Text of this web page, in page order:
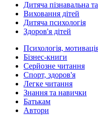
Дитяча пізнавальна
Виховання дітей
Дитяча психологія
Здоров'я дітей
Психологія,
Бізнес-книги
Серйозне читання
Спорт, здоров'я
Легке читання
Знання та навички
Батькам
Автори